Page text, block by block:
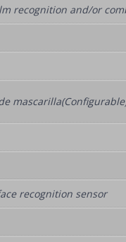
recognition and/or
recognition sensor